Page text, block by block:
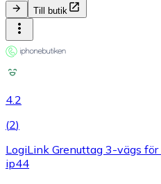
Till butik
4.2
(2)
LogiLink Grenuttag 3-vägs
ip44